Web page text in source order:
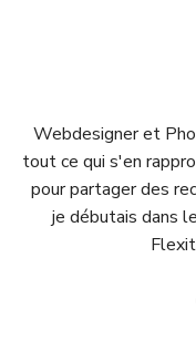
Webdesigner et
tout ce qui s'en
pour partager des
je débutais dans